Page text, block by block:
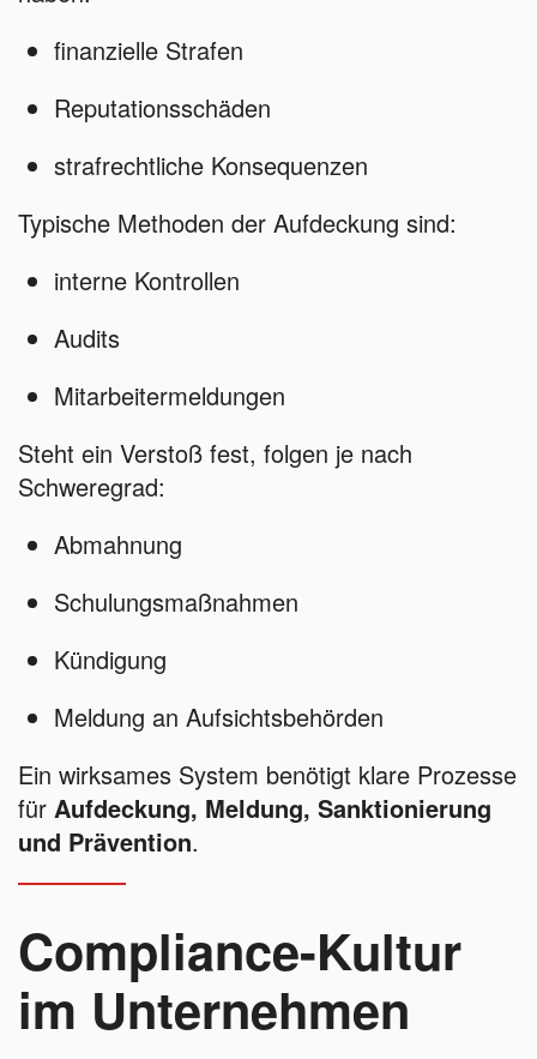
finanzielle Strafen
Reputationsschäden
strafrechtliche Konsequenzen
Typische Methoden der Aufdeckung sind:
interne Kontrollen
Audits
Mitarbeitermeldungen
Steht ein Verstoß fest, folgen je nach
Schweregrad:
Abmahnung
Schulungsmaßnahmen
Kündigung
Meldung an Aufsichtsbehörden
Ein wirksames System benötigt klare Prozesse
für Aufdeckung, Meldung, Sanktionierung
und Prävention.
Compliance-Kultur
im Unternehmen